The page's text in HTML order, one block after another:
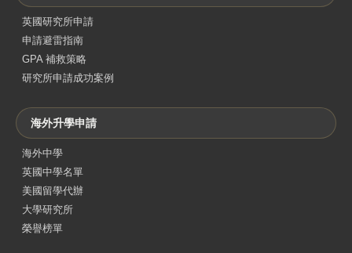
英國研究所申請
申請避雷指南
GPA 補救策略
研究所申請成功案例
海外升學申請
海外中學
英國中學名單
美國留學代辦
大學研究所
榮譽榜單